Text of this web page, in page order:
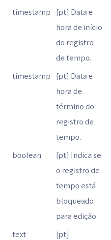
timestamp [pt] Data e
hora de início
do registro
de tempo.
timestamp [pt] Data e
hora de
término do
registro de
tempo.
boolean
[pt] Indica se
o registro de
tempo está
bloqueado
para edição.
text
[pt]